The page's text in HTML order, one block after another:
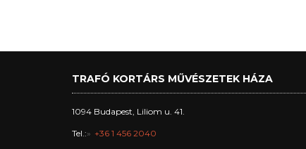
TRAFÓ KORTÁRS MŰVÉSZETEK HÁZA
1094 Budapest, Liliom u. 41.
Tel.: +36 1 456 2040